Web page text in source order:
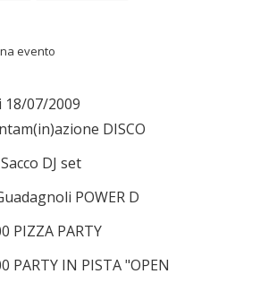
evento
07/2009
18/07/2009
DISCO
DJ set
POWER D
PIZZA PARTY
PARTY IN PISTA "OPEN